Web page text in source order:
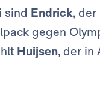
sind Endrick, der
gegen
Huijsen, der in